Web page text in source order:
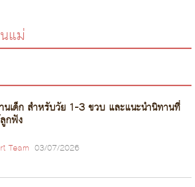
แม่
นเด็ก สำหรับวัย 1-3 ขวบ และแนะนำนิทานที่
กฟัง
Team 03/07/2026